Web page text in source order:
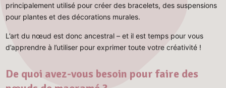
principalement utilisé pour créer des bracelets, des suspensions
pour plantes et des décorations murales.
L’art du nœud est donc ancestral – et il est temps pour vous
d’apprendre à l’utiliser pour exprimer toute votre créativité !
De quoi avez-vous besoin pour faire des